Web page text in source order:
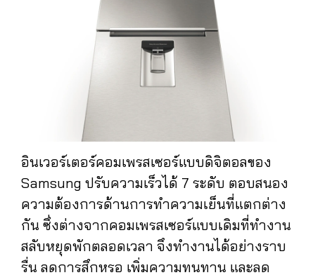
อินเวอร์เตอร์คอมเพรสเซอร์แบบดิจิตอลของ
Samsung ปรับความเร็วได้ 7 ระดับ ตอบสนอง
ความต้องการด้านการทำความเย็นที่แตกต่าง
กัน ซึ่งต่างจากคอมเพรสเซอร์แบบเดิมที่ทำงาน
สลับหยุดพักตลอดเวลา จึงทำงานได้อย่างราบ
รื่น ลดการสึกหรอ เพิ่มความทนทาน และลด